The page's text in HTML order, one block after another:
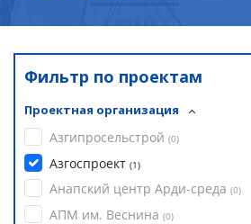
Фильтр по проектам
Проектная организация
Азгипросельстрой (0)
Азгоспроект (1)
Анапский центр Арди-среда (0)
АПМ им. Веснина (0)